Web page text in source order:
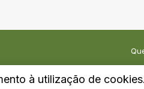
à utilização de